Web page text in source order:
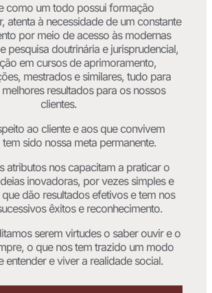
como um todo possui formação
atenta à necessidade de um constante
por meio de acesso às modernas
pesquisa doutrinária e jurisprudencial,
em cursos de aprimoramento,
mestrados e similares, tudo para
resultados para os nossos
clientes.
ao cliente e aos que convivem
sido nossa meta permanente.
atributos nos capacitam a praticar o
inovadoras, por vezes simples e
dão resultados efetivos e tem nos
êxitos e reconhecimento.
serem virtudes o saber ouvir e o
o que nos tem trazido um modo
entender e viver a realidade social.